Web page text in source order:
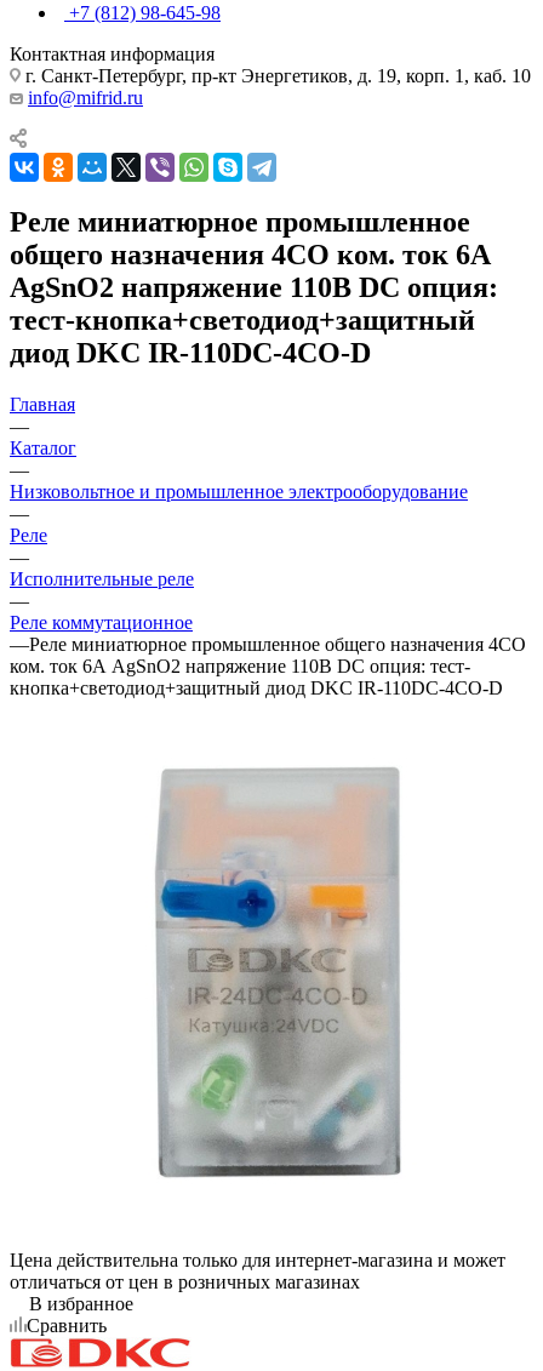
+7 (812) 98-645-98
Контактная информация
г. Санкт-Петербург, пр-кт Энергетиков, д. 19, корп. 1, каб. 10
info@mifrid.ru
Реле миниатюрное промышленное
общего назначения 4CO ком. ток 6А
AgSnO2 напряжение 110В DC опция:
тест-кнопка+светодиод+защитный
диод DKC IR-110DC-4CO-D
Главная
—
Каталог
—
Низковольтное и промышленное электрооборудование
—
Реле
—
Исполнительные реле
—
Реле коммутационное
—Реле миниатюрное промышленное общего назначения 4CO
ком. ток 6А AgSnO2 напряжение 110В DC опция: тест-
кнопка+светодиод+защитный диод DKC IR-110DC-4CO-D
Цена действительна только для интернет-магазина и может
отличаться от цен в розничных магазинах
В избранное
Сравнить